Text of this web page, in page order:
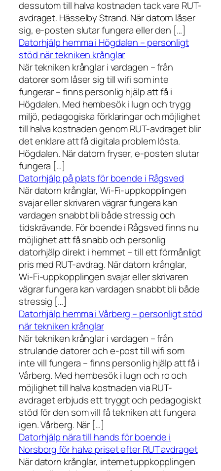
dessutom till halva kostnaden tack vare RUT-
avdraget. Hässelby Strand. När datorn låser
sig, e-posten slutar fungera eller den […]
Datorhjälp hemma i Högdalen – personligt
stöd när tekniken krånglar
När tekniken krånglar i vardagen – från
datorer som låser sig till wifi som inte
fungerar – finns personlig hjälp att få i
Högdalen. Med hembesök i lugn och trygg
miljö, pedagogiska förklaringar och möjlighet
till halva kostnaden genom RUT-avdraget blir
det enklare att få digitala problem lösta.
Högdalen. När datorn fryser, e-posten slutar
fungera […]
Datorhjälp på plats för boende i Rågsved
När datorn krånglar, Wi-Fi-uppkopplingen
svajar eller skrivaren vägrar fungera kan
vardagen snabbt bli både stressig och
tidskrävande. För boende i Rågsved finns nu
möjlighet att få snabb och personlig
datorhjälp direkt i hemmet – till ett förmånligt
pris med RUT-avdrag. När datorn krånglar,
Wi-Fi-uppkopplingen svajar eller skrivaren
vägrar fungera kan vardagen snabbt bli både
stressig […]
Datorhjälp hemma i Vårberg – personligt stöd
när tekniken krånglar
När tekniken krånglar i vardagen – från
strulande datorer och e-post till wifi som
inte vill fungera – finns personlig hjälp att få i
Vårberg. Med hembesök i lugn och ro och
möjlighet till halva kostnaden via RUT-
avdraget erbjuds ett tryggt och pedagogiskt
stöd för den som vill få tekniken att fungera
igen. Vårberg. När […]
Datorhjälp nära till hands för boende i
Norsborg för halva priset efter RUT avdraget
När datorn krånglar, internetuppkopplingen